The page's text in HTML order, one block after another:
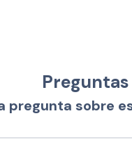
pregunta sobre